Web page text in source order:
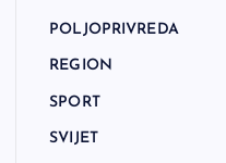
POLJOPRIVREDA
REGION
SPORT
SVIJET